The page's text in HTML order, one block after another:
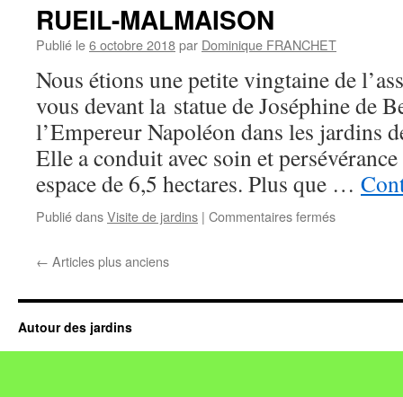
Calvados
RUEIL-MALMAISON
Publié le6 octobre 2018par Dominique FRANCHET
Nous étions une petite vingtaine de
vous devant la statue de Joséphine de
l’Empereur Napoléon dans les jardins
Elle a conduit avec soin et
espace de 6,5 hectares. Plus que …
Publié dansVisite de jardins | Commentaires ferméssur
← Articles plus anciens
Autour des jardins